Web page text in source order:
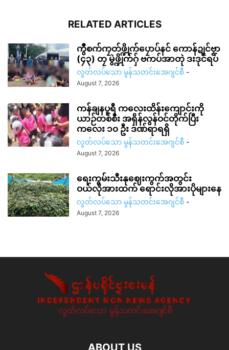
RELATED ARTICLES
ကွဳစက်ကၠတ်ဖ္ဍိုက်ပၠောပ်နင် ကောန်ဍုင်ဗၟာ
(၄၃) တၠ မွဲဖ္ဍိုက်ဂှ် ဗကပ်အာတုဲ ဒးဒုင်ရပ်
လွတ်လပ်သော မွန်သတင်းအေဂျင်စီ -
August 7, 2026
ကန်ချနပူရီ ကလေးထိန်းကျောင်းကို
ယာဉ်တစ်စီး အရှိန်လွန်ဝင်တိုက်ပြီး
ကလေး ၁၀ ဦး ဒဏ်ရာရရှိ
လွတ်လပ်သော မွန်သတင်းအေဂျင်စီ -
August 7, 2026
ရေးကွမ်းသီးနုဈေးကွက်အတွင်း
ဝယ်လိုအားထက် ရောင်းလိုအားပိုများနေ
လွတ်လပ်သော မွန်သတင်းအေဂျင်စီ -
August 7, 2026